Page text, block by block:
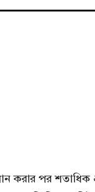
করার পর শতাধিক